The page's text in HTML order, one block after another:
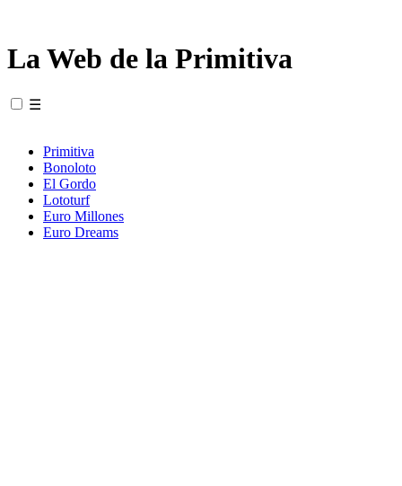
La Web de la Primitiva
☰
Primitiva
Bonoloto
El Gordo
Lototurf
Euro Millones
Euro Dreams